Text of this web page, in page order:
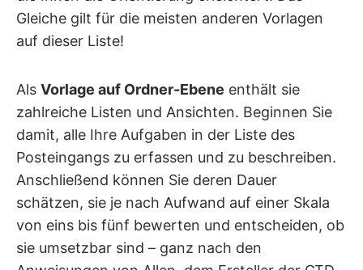
Gleiche gilt für die meisten anderen Vorlagen
auf dieser Liste!
Als Vorlage auf Ordner-Ebene enthält sie
zahlreiche Listen und Ansichten. Beginnen Sie
damit, alle Ihre Aufgaben in der Liste des
Posteingangs zu erfassen und zu beschreiben.
Anschließend können Sie deren Dauer
schätzen, sie je nach Aufwand auf einer Skala
von eins bis fünf bewerten und entscheiden, ob
sie umsetzbar sind – ganz nach den